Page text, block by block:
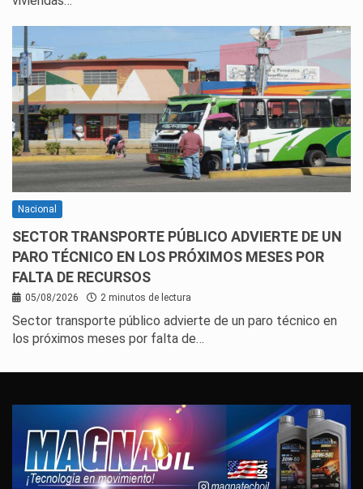
Nacional
SECTOR TRANSPORTE PÚBLICO ADVIERTE DE UN
PARO TÉCNICO EN LOS PRÓXIMOS MESES POR
FALTA DE RECURSOS
05/08/2026 2 minutos de lectura
Sector transporte público advierte de un paro técnico en
los próximos meses por falta de…